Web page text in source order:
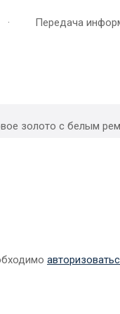
· Передача
золото с белым